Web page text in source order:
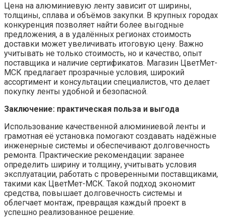
Цена на алюминиевую ленту зависит от ширины,
толщины, сплава и объёмов закупки. В крупных городах
конкуренция позволяет найти более выгодные
предложения, а в удалённых регионах стоимость
доставки может увеличивать итоговую цену. Важно
учитывать не только стоимость, но и качество, опыт
поставщика и наличие сертификатов. Магазин ЦветМет-
МСК предлагает прозрачные условия, широкий
ассортимент и консультации специалистов, что делает
покупку ленты удобной и безопасной.
Заключение: практическая польза и выгода
Использование качественной алюминиевой ленты и
грамотная её установка помогают создавать надёжные
инженерные системы и обеспечивают долговечность
ремонта. Практические рекомендации: заранее
определить ширину и толщину, учитывать условия
эксплуатации, работать с проверенными поставщиками,
такими как ЦветМет-МСК. Такой подход экономит
средства, повышает долговечность системы и
облегчает монтаж, превращая каждый проект в
успешно реализованное решение.